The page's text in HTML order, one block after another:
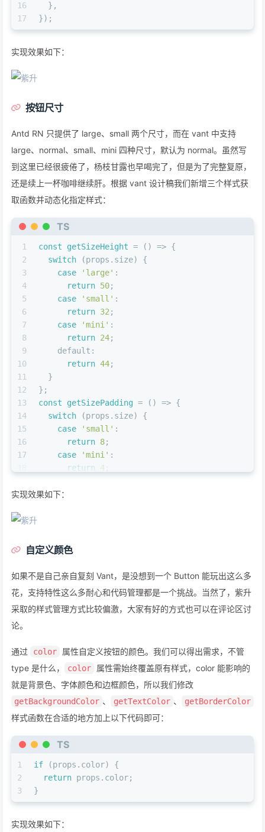
16
17
  },
});
实现效果如下：
按钮尺寸
Antd RN 只提供了 large、small 两个尺寸，而在 vant 中支持
large、normal、small、mini 四种尺寸，默认为 normal。虽然写
到这里已经很疲倦了，杨枝甘露也早喝完了，但是为了完整复原，
还是续上一杯咖啡继续肝。根据 vant 设计稿我们新增三个样式获
取函数并动态化指定样式：
TS
1
2
3
4
5
6
7
8
9
10
11
12
13
14
15
16
17
20
22
24
26
28
29
30
32
34
35
36
37
39
41
42
43
44
45
const getSizeHeight = ( ) => {
switch (props. size) {
case
'large' :
return 50;
case
'small' :
return 32;
case
'mini' :
return 24;
default :
return 44;
  }
};
const
getSizePadding = ( ) => {
switch (props. size) {
case
'small' :
return 8;
case
'mini' :
return
4
switch
return
16;
return 12;
case 'mini':
return 14;
  }
const styles = StyleSheet.create({
container: {
  },
fontSize: getSizeFontSize
  },
height: getSizeHeight(),
  },
实现效果如下：
自定义颜色
如果不是自己亲自复刻 Vant，是没想到一个 Button 能玩出这么多
花，支持特性这么多耐心和代码管理都是一个挑战。当然了，紫升
采取的样式管理方式比较偏激，大家有好的方式也可以在评论区讨
论。
通过 color
属性自定义按钮的颜色。我们可以得出需求，不管
type 是什么，
color
属性需始终覆盖原有样式，color 能影响的
就是背景色、字体颜色和边框颜色，所以我们修改
getBackgroundColor 、 getTextColor 、 getBorderColor
样式函数在合适的地方加上以下代码即可：
TS
1
2
3
if (props. color) {
return props. color;
}
实现效果如下：